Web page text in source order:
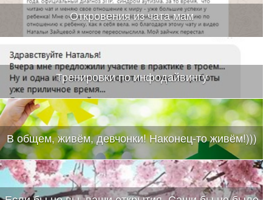
Откровения из чата мам
Тренировки по инфодайвингу
В общем, живём, девчонки! Наконец-то живём!)))